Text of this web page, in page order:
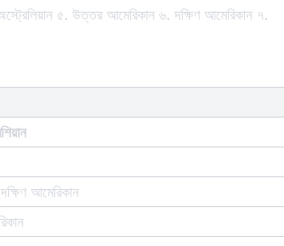
৫. উত্তর আমেরিকান ৬. দক্ষিণ আমেরিকান ৭.
আমেরিকান